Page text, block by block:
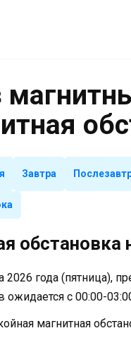
Завтра
обстановка
2026 года (пятница),
ожидается с 00:00-
магнитная